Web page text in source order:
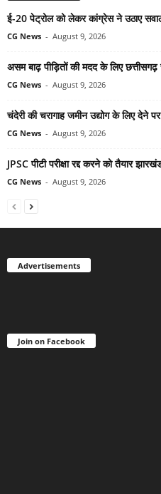
ई-20 पेट्रोल को लेकर कांग्रेस ने उठाए
CG News - August 9, 2026
असम बाढ़ पीड़ितों की मदद के लिए
CG News - August 9, 2026
चंदेरी की चरागाह जमीन उद्योग के लिए देने
CG News - August 9, 2026
JPSC पीटी परीक्षा रद्द करने को तैयार
CG News - August 9, 2026
Advertisements
Join on Facebook